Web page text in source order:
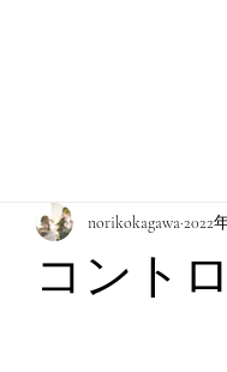
コント
norikokagawa2022